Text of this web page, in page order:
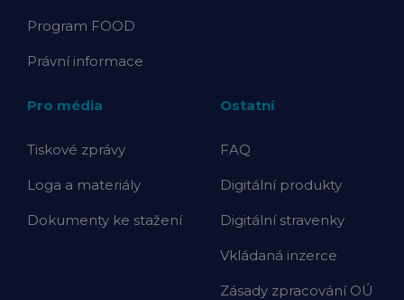
Program FOOD
Právní informace
Pro média
Tiskové zprávy
Loga a materiály
Dokumenty ke stažení
Ostatní
FAQ
Digitální produkty
Digitální stravenky
Vkládaná inzerce
Zásady zpracování OÚ